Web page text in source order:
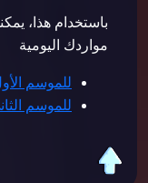
باستخدام هذا،
مواردك اليومية
للموسم
للموسم